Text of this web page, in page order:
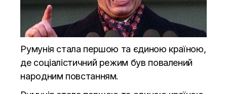
Румунія стала першою та єдиною країною,
де соціалістичний режим був повалений
народним повстанням.